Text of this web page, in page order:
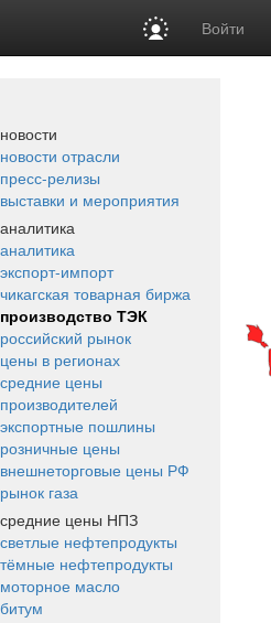
Войти
новости
новости отрасли
пресс-релизы
выставки и мероприятия
аналитика
аналитика
экспорт-импорт
чикагская товарная биржа
производство ТЭК
российский рынок
цены в регионах
средние цены
производителей
экспортные пошлины
розничные цены
внешнеторговые цены РФ
рынок газа
средние цены НПЗ
светлые нефтепродукты
тёмные нефтепродукты
моторное масло
битум